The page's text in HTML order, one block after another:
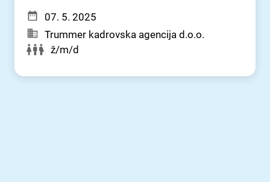
07. 5. 2025
Trummer kadrovska agencija d.o.o.
ž/m/d